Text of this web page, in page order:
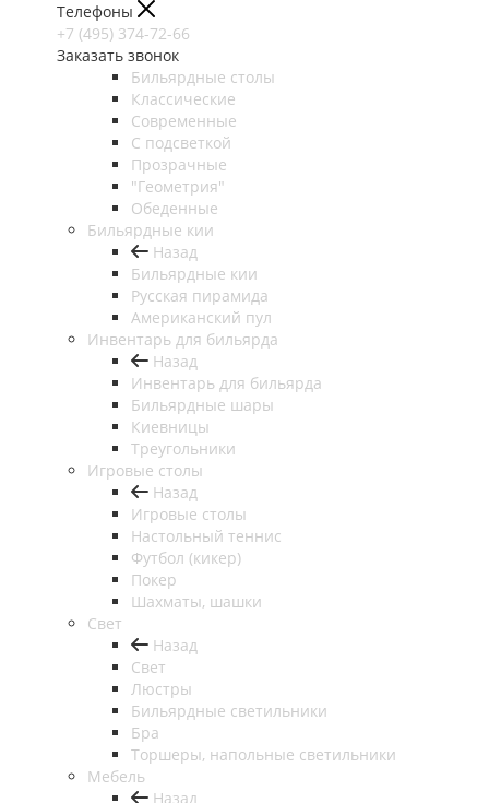
Телефоны
+7 (495) 374-72-66
Заказать звонок
Бильярдные столы
Классические
Современные
С подсветкой
Прозрачные
"Геометрия"
Обеденные
Бильярдные кии
Назад
Бильярдные кии
Русская пирамида
Американский пул
Инвентарь для бильярда
Назад
Инвентарь для бильярда
Бильярдные шары
Киевницы
Треугольники
Игровые столы
Назад
Игровые столы
Настольный теннис
Футбол (кикер)
Покер
Шахматы, шашки
Свет
Назад
Свет
Люстры
Бильярдные светильники
Бра
Торшеры, напольные светильники
Мебель
Назад